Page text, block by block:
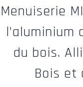
Menuiserie
l’aluminium
du bois.
Bois et